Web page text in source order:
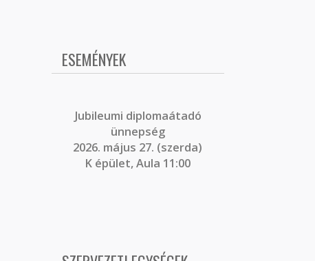
ESEMÉNYEK
Jubileumi diplomaátadó
ünnepség
2026. május 27. (szerda)
K épület, Aula 11:00